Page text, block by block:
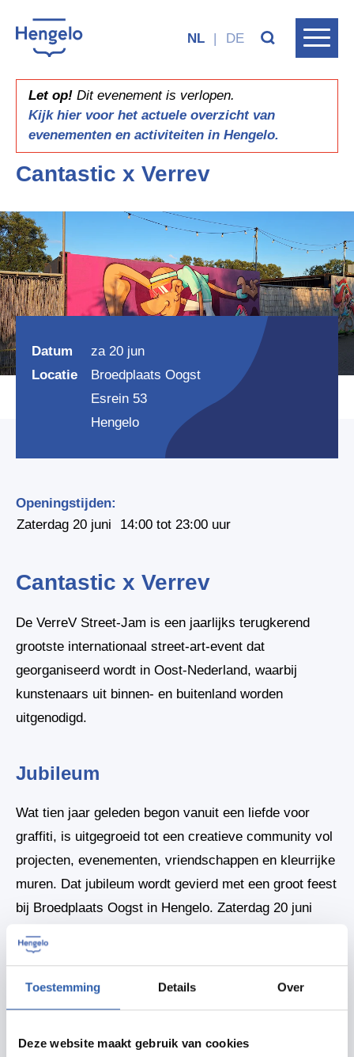
Toestemming Details Over
Deze website maakt gebruik van cookies
NL | DE
Let op! Dit evenement is verlopen.
Kijk hier voor het actuele overzicht van
evenementen en activiteiten in Hengelo.
Cantastic x Verrev
Datum
za 20 jun
Locatie
Broedplaats Oogst
Esrein 53
Hengelo
Openingstijden:
Zaterdag 20 juni
14:00 tot 23:00 uur
Cantastic x Verrev
De VerreV Street-Jam is een jaarlijks terugkerend
grootste internationaal street-art-event dat
georganiseerd wordt in Oost-Nederland, waarbij
kunstenaars uit binnen- en buitenland worden
uitgenodigd.
Jubileum
Wat tien jaar geleden begon vanuit een liefde voor
graffiti, is uitgegroeid tot een creatieve community vol
projecten, evenementen, vriendschappen en kleurrijke
muren. Dat jubileum wordt gevierd met een groot feest
bij Broedplaats Oogst in Hengelo. Zaterdag 20 juni
jam, exposities, workshops, live T-shirt printing, een
pop-up graffiti shop, videoprojecties, eten en drinken
Daarnaast zorgen onder andere $keer & Boo$, Tim